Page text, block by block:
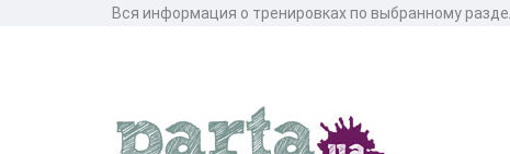
Вся информация о тренировках по выбранному